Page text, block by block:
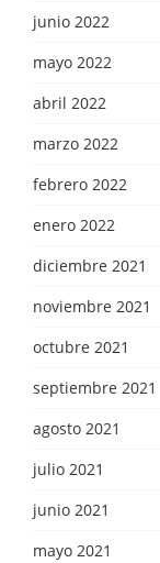
junio 2022
mayo 2022
abril 2022
marzo 2022
febrero 2022
enero 2022
diciembre 2021
noviembre 2021
octubre 2021
septiembre 2021
agosto 2021
julio 2021
junio 2021
mayo 2021